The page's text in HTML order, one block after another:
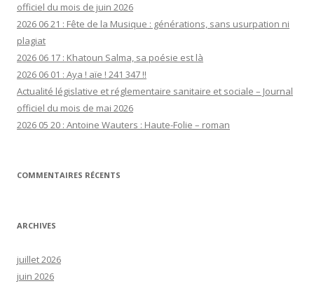
officiel du mois de juin 2026
2026 06 21 : Fête de la Musique : générations, sans usurpation ni
plagiat
2026 06 17 : Khatoun Salma, sa poésie est là
2026 06 01 : Aya ! aïe ! 241 347 !!
Actualité législative et réglementaire sanitaire et sociale – Journal
officiel du mois de mai 2026
2026 05 20 : Antoine Wauters : Haute-Folie – roman
COMMENTAIRES RÉCENTS
ARCHIVES
juillet 2026
juin 2026